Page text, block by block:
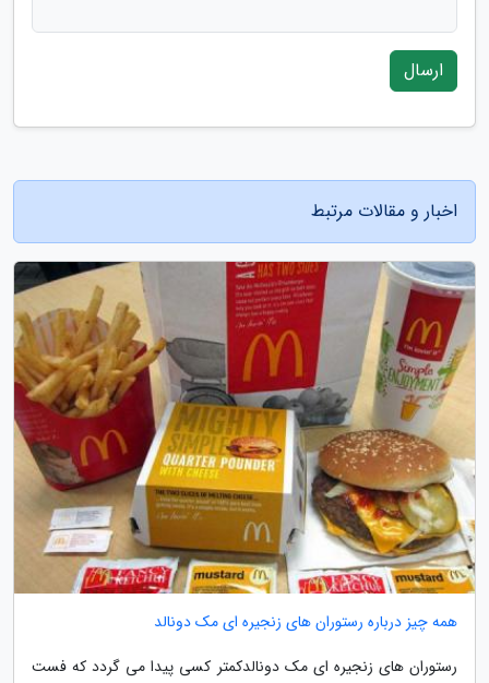
ارسال
اخبار و مقالات مرتبط
همه چیز درباره رستوران های زنجیره ای مک دونالد
رستوران های زنجیره ای مک دونالدکمتر کسی پیدا می گردد که فست